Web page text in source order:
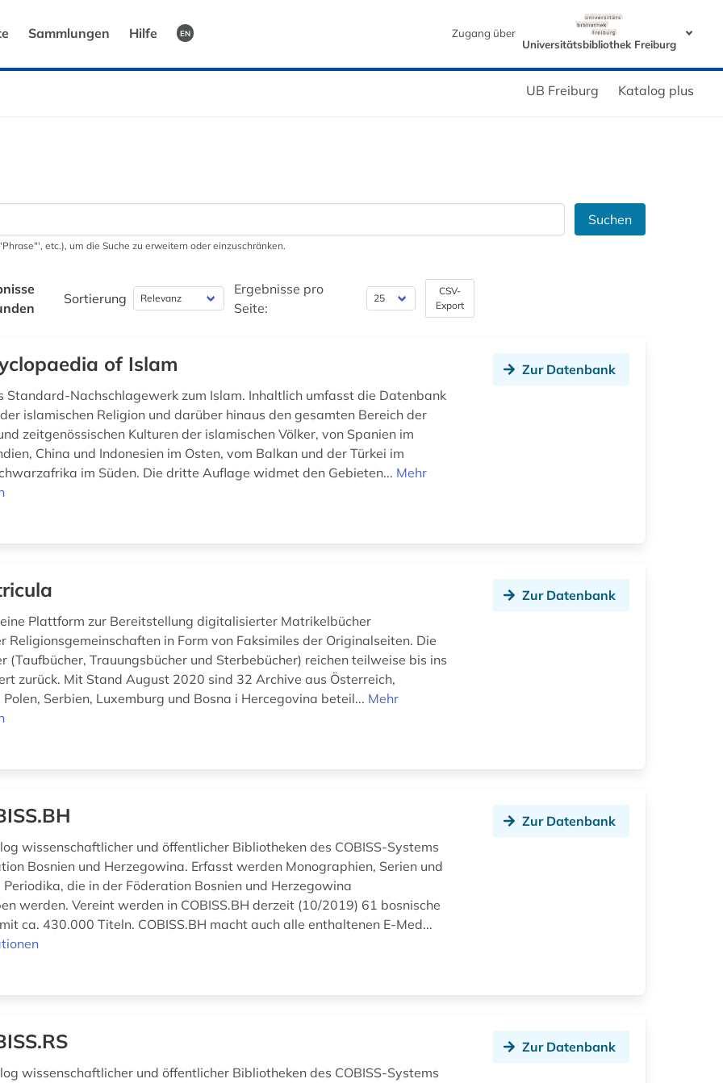
Sammlungen Hilfe EN
Zugang über
Universitätsbibliothek Freiburg
UB Freiburg Katalog plus
Suchen
etc.), um die Suche zu erweitern oder einzuschränken.
Sortierung
Ergebnisse pro
Seite:
CSV-
Export
of Islam
Standard-Nachschlagewerk zum Islam. Inhaltlich umfasst die Datenbank
islamischen Religion und darüber hinaus den gesamten Bereich der
zeitgenössischen Kulturen der islamischen Völker, von Spanien im
China und Indonesien im Osten, vom Balkan und der Türkei im
im Süden. Die dritte Auflage widmet den Gebieten... Mehr
Zur Datenbank
Plattform zur Bereitstellung digitalisierter Matrikelbücher
Religionsgemeinschaften in Form von Faksimiles der Originalseiten. Die
(Taufbücher, Trauungsbücher und Sterbebücher) reichen teilweise bis ins
zurück. Mit Stand August 2020 sind 32 Archive aus Österreich,
Serbien, Luxemburg und Bosna i Hercegovina beteil... Mehr
Zur Datenbank
wissenschaftlicher und öffentlicher Bibliotheken des COBISS-Systems
Bosnien und Herzegowina. Erfasst werden Monographien, Serien und
die in der Föderation Bosnien und Herzegowina
werden. Vereint werden in COBISS.BH derzeit (10/2019) 61 bosnische
ca. 430.000 Titeln. COBISS.BH macht auch alle enthaltenen E-Med...
Zur Datenbank
wissenschaftlicher und öffentlicher Bibliotheken des COBISS-Systems
Zur Datenbank